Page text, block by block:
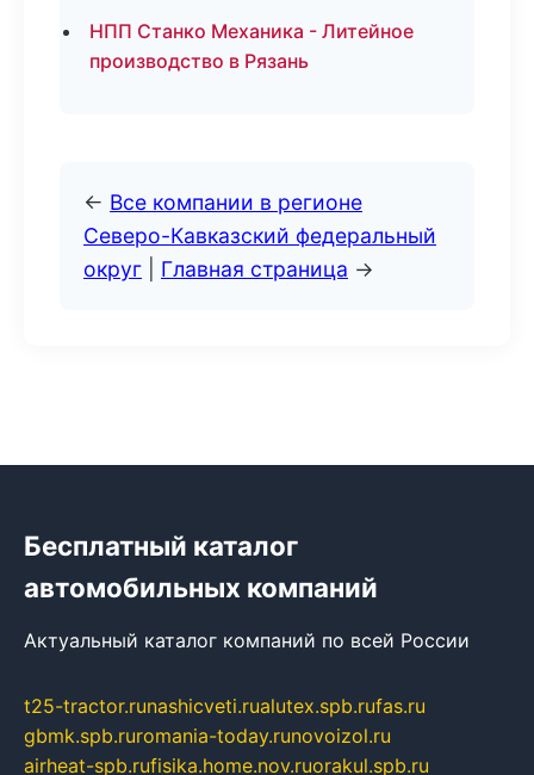
НПП Станко Механика - Литейное
производство в Рязань
← Все компании в регионе
Северо-Кавказский федеральный
округ
Главная страница →
Бесплатный каталог
автомобильных компаний
Актуальный каталог компаний по всей России
t25-tractor.runashicveti.rualutex.spb.rufas.ru
gbmk.spb.ruromania-today.runovoizol.ru
airheat-spb.rufisika.home.nov.ruorakul.spb.ru